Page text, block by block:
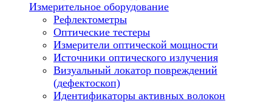
Измерительное оборудование
Рефлектометры
Оптические тестеры
Измерители оптической мощности
Источники оптического излучения
Визуальный локатор повреждений
(дефектоскоп)
Идентификаторы активных волокон